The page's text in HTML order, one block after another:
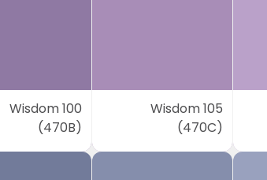
Wisdom 100
(470B)
Wisdom 105
(470C)